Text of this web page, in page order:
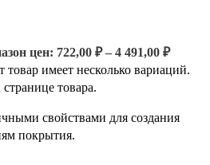
цен: 722,00 ₽ – 4 491,00 ₽
товар имеет несколько вариаций.
товара.
свойствами для создания
покрытия.